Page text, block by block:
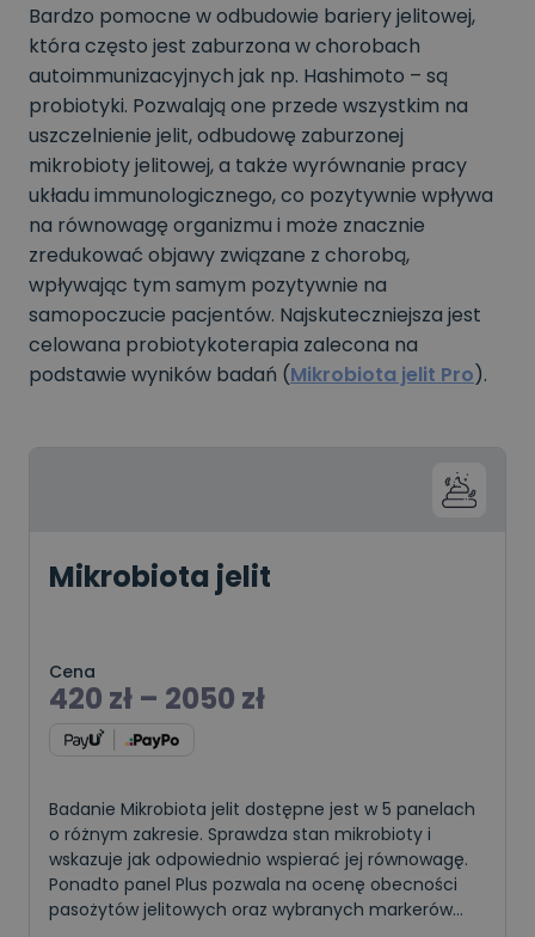
Bardzo pomocne w odbudowie bariery jelitowej,
która często jest zaburzona w chorobach
autoimmunizacyjnych jak np. Hashimoto – są
probiotyki. Pozwalają one przede wszystkim na
uszczelnienie jelit, odbudowę zaburzonej
mikrobioty jelitowej, a także wyrównanie pracy
układu immunologicznego, co pozytywnie wpływa
na równowagę organizmu i może znacznie
zredukować objawy związane z chorobą,
wpływając tym samym pozytywnie na
samopoczucie pacjentów. Najskuteczniejsza jest
celowana probiotykoterapia zalecona na
podstawie wyników badań (Mikrobiota jelit Pro).
Mikrobiota jelit
Cena
420 zł – 2050 zł
Badanie Mikrobiota jelit dostępne jest w 5 panelach
o różnym zakresie. Sprawdza stan mikrobioty i
wskazuje jak odpowiednio wspierać jej równowagę.
Ponadto panel Plus pozwala na ocenę obecności
pasożytów jelitowych oraz wybranych markerów